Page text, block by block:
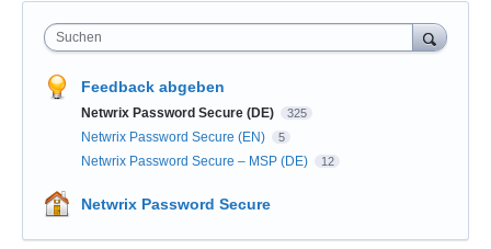
Suchen
Feedback abgeben
Netwrix Password Secure (DE) 325
Netwrix Password Secure (EN) 5
Netwrix Password Secure – MSP (DE) 12
Netwrix Password Secure